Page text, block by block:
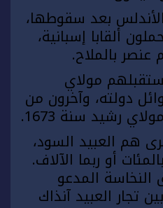
بعد سقوطها،
ألقابا إسبانية،
بالملاح.
مولاي
دولته، وآخرون من
رشيد سنة 1673.
هم العبيد السود،
أو ربما الآلاف.
المدعو
تجار العبيد آنذاك